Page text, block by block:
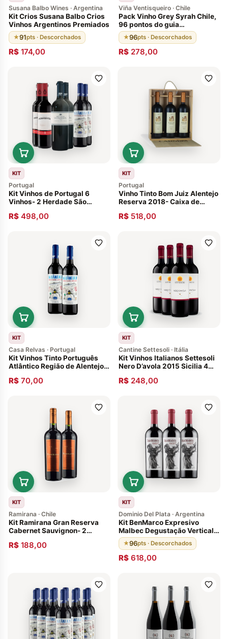
Susana Balbo Wines · Argentina
Kit Crios Susana Balbo Crios
Vinhos Argentinos Premiados
★91pts · Descorchados
R$ 174,00
Viña Ventisqueiro · Chile
Pack Vinho Grey Syrah Chile,
96 pontos do guia
Descorchados. 100% do
vinho é envelhecido em
barricas de carvalho francês
por 18 meses, seguido por
★96pts · Descorchados
R$ 278,00
KIT
Portugal
Kit Vinhos de Portugal 6
Vinhos- 2 Herdade São
Atlântico
R$ 498,00
KIT
Portugal
Vinho Tinto Bom Juiz Alentejo
Reserva 2018- Caixa de
R$ 518,00
KIT
Casa Relvas · Portugal
Kit Vinhos Tinto Português
Atlântico Região de Alentejo
R$ 70,00
KIT
Cantine Settesoli · Itália
Kit Vinhos Italianos Settesoli
Nero D’avola 2015 Sicilia 4
R$ 248,00
KIT
Ramirana · Chile
Kit Ramirana Gran Reserva
Cabernet Sauvignon- 2
R$ 188,00
KIT
Dominio Del Plata · Argentina
Kit BenMarco Expresivo
Malbec Degustação Vertical.
Vinhos da Argentina 96
Pontos, 14 meses em
barricas de carvalho francês
★96pts · Descorchados
R$ 618,00